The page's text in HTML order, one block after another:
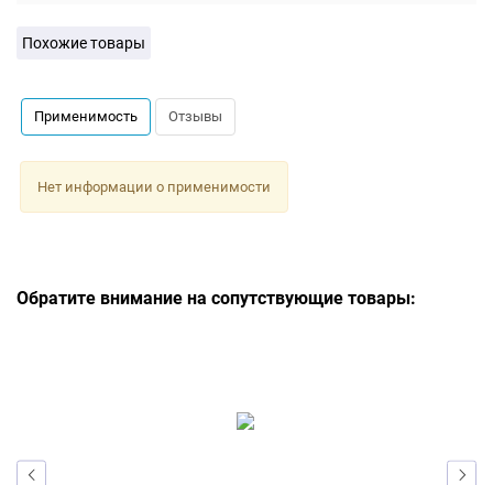
Похожие товары
Применимость Отзывы
Нет информации о применимости
Обратите внимание на сопутствующие товары: